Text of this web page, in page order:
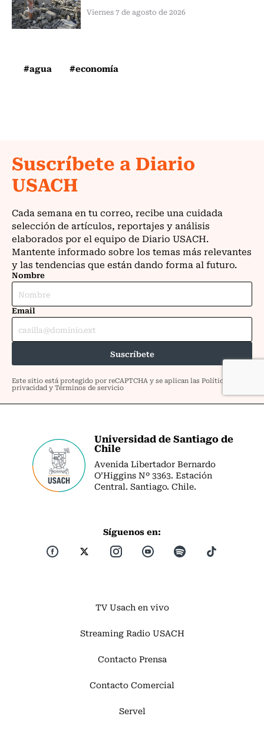
Viernes 7 de agosto de 2026
#agua #economía
Universidad de Santiago de
Chile
Avenida Libertador Bernardo
O’Higgins Nº 3363. Estación
Central. Santiago. Chile.
Síguenos en:
TV Usach en vivo
Streaming Radio USACH
Contacto Prensa
Contacto Comercial
Servel